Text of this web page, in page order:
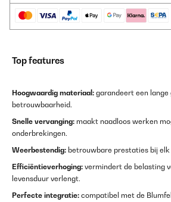
Top features
Hoogwaardig materiaal: garandeert een lange
betrouwbaarheid.
Snelle vervanging: maakt naadloos werken
onderbrekingen.
Weerbestendig: betrouwbare prestaties bij
Efficiëntieverhoging: vermindert de belasting
levensduur verlengt.
Perfecte integratie: compatibel met de